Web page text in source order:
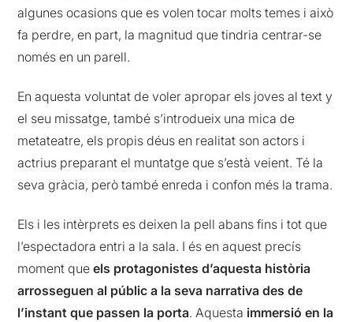
algunes ocasions que es volen tocar molts temes i això
fa perdre, en part, la magnitud que tindria centrar-se
només en un parell.
En aquesta voluntat de voler apropar els joves al text y
el seu missatge, també s’introdueix una mica de
metateatre, els propis déus en realitat son actors i
actrius preparant el muntatge que s’està veient. Té la
seva gràcia, però també enreda i confon més la trama.
Els i les intèrprets es deixen la pell abans fins i tot que
l’espectadora entri a la sala. I és en aquest precís
moment queels protagonistes d’aquesta història
arrosseguen al públic a la seva narrativa des de
l’instant que passen la porta. Aquesta immersió en la